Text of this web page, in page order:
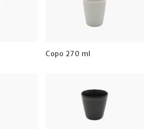
Copo 270 ml